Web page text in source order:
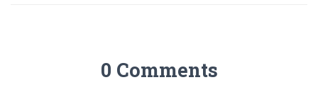
0 Comments